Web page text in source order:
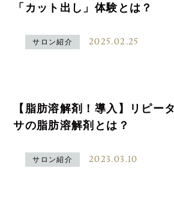
「カット出し」体験とは？
サロン紹介 2025.02.25
【脂肪溶解剤！導入】リピー
サの脂肪溶解剤とは？
サロン紹介 2023.03.10